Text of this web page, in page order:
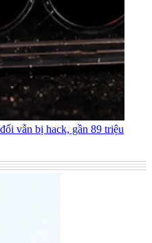
vẫn bị hack, gần 89 triệu